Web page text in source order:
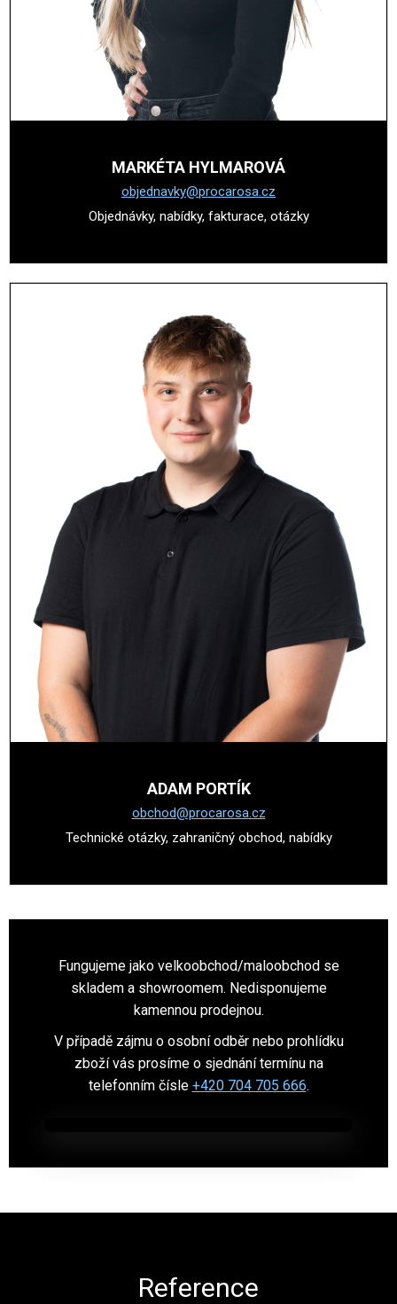
MARKÉTA HYLMAROVÁ
objednavky@procarosa.cz
Objednávky, nabídky, fakturace, otázky
ADAM PORTÍK
obchod@procarosa.cz
Technické otázky, zahraničný obchod, nabídky
Fungujeme jako velkoobchod/maloobchod se
skladem a showroomem. Nedisponujeme
kamennou prodejnou.
V případě zájmu o osobní odběr nebo prohlídku
zboží vás prosíme o sjednání termínu na
telefonním čísle +420 704 705 666.
Reference